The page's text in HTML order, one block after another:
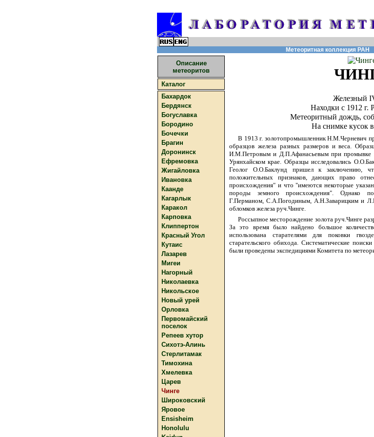
Метеоритная коллекция РАН
Описание
метеоритов
Каталог
Бахардок
Бердянск
Богуславка
Бородино
Бочечки
Брагин
Доронинск
Ефремовка
Жигайловка
Ивановка
Каанде
Кагарлык
Каракол
Карповка
Клиппертон
Красный Угол
Кутаис
Лазарев
Мигеи
Нагорный
Николаевка
Никольское
Новый урей
Орловка
Первомайский
поселок
Репеев хутор
Сихотэ-Алинь
Стерлитамак
Тимохина
Хмелевка
Царев
Чинге
Широковский
Яровое
Ensisheim
Honolulu
Железный
Находки с 1912 г.
Метеоритный дождь,
На снимке кусок
В 1913 г. золотопромышленник Н.М.Черневич
образцов железа разных размеров и веса.
И.М.Петровым и Д.П.Афанасьевым при промывке
Урянхайском крае. Образцы исследовались
Геолог О.О.Баклунд пришел к заключению,
положительных признаков, дающих право
происхождения" и что "имеются некоторые
породы земного происхождения". Однако
Г.Перманом, С.А.Погодиным, А.Н.Заварицким и
обломков железа руч.Чинге.
Россыпное месторождение золота руч.Чинге
За это время было найдено большое
использована старателями для поковки
старательского обихода. Систематические
были проведены экспедициями Комитета по